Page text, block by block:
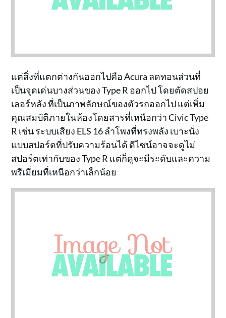
แต่สิ่งที่แตกต่างกันออกไปคือ Acura ลดทอนส่วนที่
เป็นจุดเด่นบางส่วนของ Type R ออกไป โดยตัดสปอย
เลอร์หลัง ที่เป็นภาพลักษณ์ของตัวรถออกไป แต่เพิ่ม
คุณสมบัติภายในห้องโดยสารที่เหนือกว่า Civic Type
R เช่น ระบบเสียง ELS 16 ลำโพงที่ทรงพลัง เบาะนั่ง
แบบสปอร์ตที่ปรับความร้อนได้ ดีไซน์อาจจะดูไม่
สปอร์ตเท่ากับของ Type R แต่ก็ดูจะมีระดับและความ
พรีเมี่ยมที่เหนือกว่าเล็กน้อย